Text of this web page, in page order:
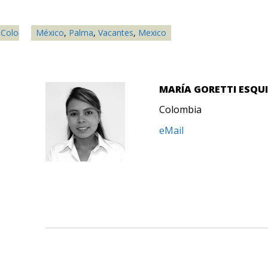
Colombia,Frutas ,Ganadería,Oro, Palma,Paraguay
México, Palma, Vacantes, Mexico
MARÍA GORETTI
Colombia
eMail